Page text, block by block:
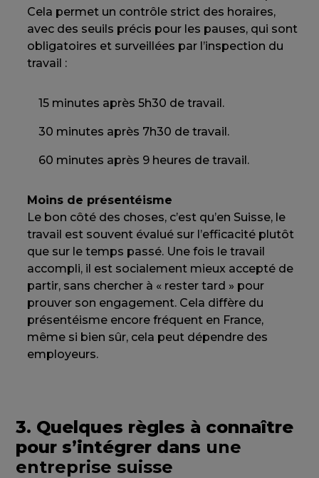
Cela permet un contrôle strict des horaires,
avec des seuils précis pour les pauses, qui sont
obligatoires et surveillées par l’inspection du
travail :
15 minutes après 5h30 de travail.
30 minutes après 7h30 de travail.
60 minutes après 9 heures de travail.
Moins de présentéisme
Le bon côté des choses, c’est qu’en Suisse, le
travail est souvent évalué sur l’efficacité plutôt
que sur le temps passé. Une fois le travail
accompli, il est socialement mieux accepté de
partir, sans chercher à « rester tard » pour
prouver son engagement. Cela diffère du
présentéisme encore fréquent en France,
même si bien sûr, cela peut dépendre des
employeurs.
3. Quelques règles à connaître
pour s’intégrer dans une
entreprise suisse